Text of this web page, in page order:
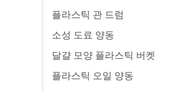
플라스틱 관 드럼
소성 도료 양동
달걀 모양 플라스틱 버켓
플라스틱 오일 양동